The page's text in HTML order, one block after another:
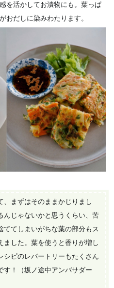
を活かしてお漬物にも。葉っぱ
おだしに染みわたります。
、まずはそのままかじりまし
んじゃないかと思うくらい、苦
てしまいがちな葉の部分もス
ました。葉を使うと香りが増し
シピのレパートリーもたくさん
す！（坂ノ途中アンバサダー